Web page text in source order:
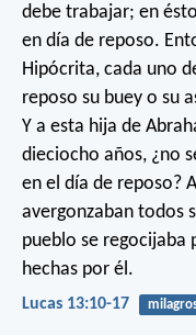
debe trabajar; en
en día de reposo.
Hipócrita, cada uno
reposo su buey o su
Y a esta hija de
dieciocho años, ¿no
en el día de reposo?
avergonzaban todos
pueblo se regocijaba
hechas por él.
Lucas 13:10-17